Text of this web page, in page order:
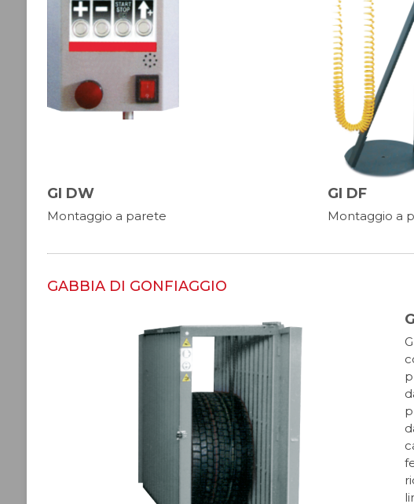
GI DW
Montaggio a parete
GI DF
Montaggio a
GABBIA DI GONFIAGGIO